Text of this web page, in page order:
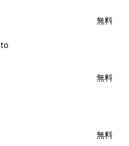
無料
無料
無料